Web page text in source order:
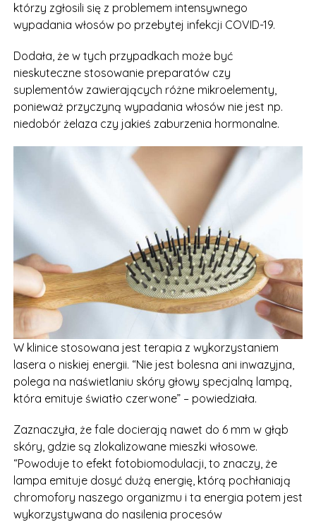
którzy zgłosili się z problemem intensywnego
wypadania włosów po przebytej infekcji COVID-19.
Dodała, że w tych przypadkach może być
nieskuteczne stosowanie preparatów czy
suplementów zawierających różne mikroelementy,
ponieważ przyczyną wypadania włosów nie jest np.
niedobór żelaza czy jakieś zaburzenia hormonalne.
W klinice stosowana jest terapia z wykorzystaniem
lasera o niskiej energii. “Nie jest bolesna ani inwazyjna,
polega na naświetlaniu skóry głowy specjalną lampą,
która emituje światło czerwone” – powiedziała.
Zaznaczyła, że fale docierają nawet do 6 mm w głąb
skóry, gdzie są zlokalizowane mieszki włosowe.
“Powoduje to efekt fotobiomodulacji, to znaczy, że
lampa emituje dosyć dużą energię, którą pochłaniają
chromofory naszego organizmu i ta energia potem jest
wykorzystywana do nasilenia procesów